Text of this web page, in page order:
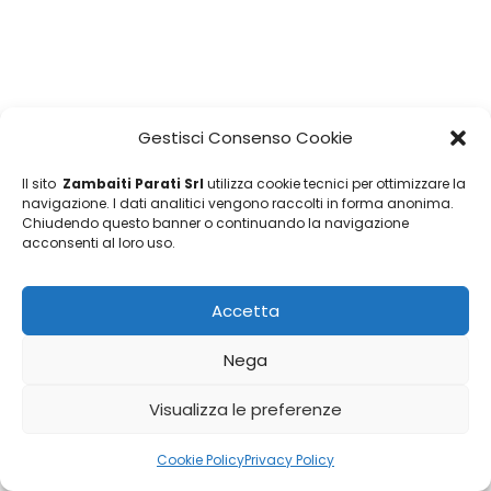
Gestisci Consenso Cookie
Il sito Zambaiti Parati Srl utilizza cookie tecnici per ottimizzare la
navigazione. I dati analitici vengono raccolti in forma anonima.
Chiudendo questo banner o continuando la navigazione
acconsenti al loro uso.
Accetta
Nega
Visualizza le preferenze
Cookie PolicyPrivacy Policy